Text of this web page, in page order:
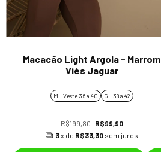
Macacão Light Argola - Marrom
Viés Jaguar
M - Veste 36 a 40 G - 38 a 42
R$199,80
R$99,90
3x de R$33,30 sem juros